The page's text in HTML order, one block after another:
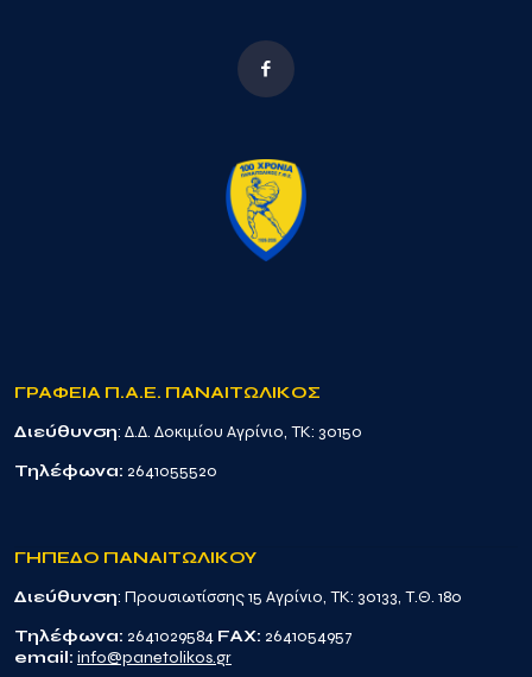
ΓΡΑΦΕΙΑ Π.Α.Ε. ΠΑΝΑΙΤΩΛΙΚΟΣ
Διεύθυνση: Δ.Δ. Δοκιμίου Αγρίνιο, TK: 30150
Τηλέφωνα: 2641055520
ΓΗΠΕΔΟ ΠΑΝΑΙΤΩΛΙΚΟΥ
Διεύθυνση: Προυσιωτίσσης 15 Αγρίνιο, TK: 30133, Τ.Θ. 180
Τηλέφωνα: 2641029584 FAX: 2641054957
email: info@panetolikos.gr